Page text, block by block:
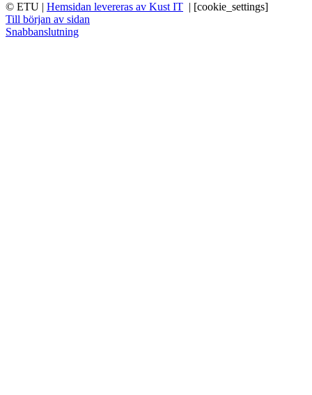
© ETU | Hemsidan levereras av Kust IT | [cookie_settings]
Till början av sidan
Snabbanslutning